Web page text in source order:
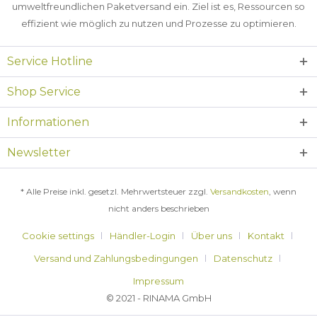
umweltfreundlichen Paketversand ein. Ziel ist es, Ressourcen so
effizient wie möglich zu nutzen und Prozesse zu optimieren.
Service Hotline
Shop Service
Informationen
Newsletter
* Alle Preise inkl. gesetzl. Mehrwertsteuer zzgl. Versandkosten, wenn
nicht anders beschrieben
Cookie settings Händler-Login Über uns
Kontakt
Versand und Zahlungsbedingungen
Datenschutz
Impressum
© 2021 - RINAMA GmbH